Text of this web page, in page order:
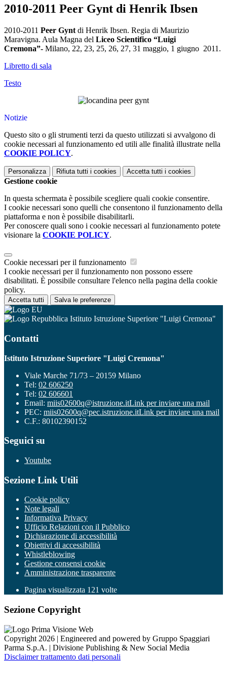
2010-2011 Peer Gynt di Henrik Ibsen
2010-2011 Peer Gynt di Henrik Ibsen. Regia di Maurizio
Maravigna. Aula Magna del Liceo Scientifico “Luigi
Cremona”- Milano, 22, 23, 25, 26, 27, 31 maggio, 1 giugno 2011.
Libretto di sala
Testo
Notizie
Questo sito o gli strumenti terzi da questo utilizzati si avvalgono di
cookie necessari al funzionamento ed utili alle finalità illustrate nella
COOKIE POLICY.
Personalizza Rifiuta tutti i cookies Accetta tutti i cookies
Gestione cookie
In questa schermata è possibile scegliere quali cookie consentire.
I cookie necessari sono quelli che consentono il funzionamento della
piattaforma e non è possibile disabilitarli.
Per conoscere quali sono i cookie necessari al funzionamento potete
visionare la COOKIE POLICY.
Cookie necessari per il funzionamento
I cookie necessari per il funzionamento non possono essere
disabilitati. È possibile consultare l'elenco nella pagina della cookie
policy.
Accetta tutti Salva le preferenze
Istituto Istruzione Superiore "Luigi Cremona"
Contatti
Istituto Istruzione Superiore "Luigi Cremona"
Viale Marche 71/73 – 20159 Milano
Tel: 02 606250
Tel: 02 606601
Email: miis02600q@istruzione.itLink per inviare una mail
PEC: miis02600q@pec.istruzione.itLink per inviare una mail
C.F.: 80102390152
Seguici su
Youtube
Sezione Link Utili
Cookie policy
Note legali
Informativa Privacy
Ufficio Relazioni con il Pubblico
Dichiarazione di accessibilità
Obiettivi di accessibilità
Whistleblowing
Gestione consensi cookie
Amministrazione trasparente
Pagina visualizzata 121 volte
Sezione Copyright
Copyright 2026 | Engineered and powered by Gruppo Spaggiari
Parma S.p.A. | Divisione Publishing & New Social Media
Disclaimer trattamento dati personali